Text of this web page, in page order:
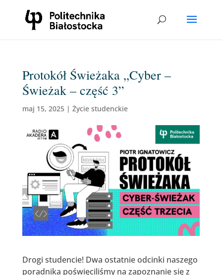
Protokół Świeżaka „Cyber –
Świeżak – część 3”
maj 15, 2025| Życie studenckie
Drogi studencie! Dwa ostatnie odcinki naszego
poradnika poświęciliśmy na zapoznanie się z